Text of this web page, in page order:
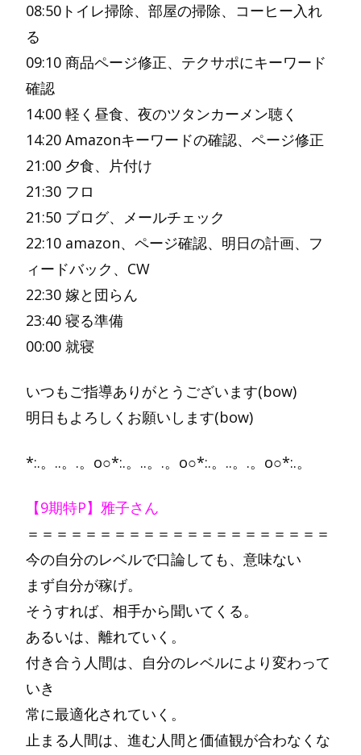
08:50トイレ掃除、部屋の掃除、コーヒー入れ
る
09:10 商品ページ修正、テクサポにキーワード
確認
14:00 軽く昼食、夜のツタンカーメン聴く
14:20 Amazonキーワードの確認、ページ修正
21:00 夕食、片付け
21:30 フロ
21:50 ブログ、メールチェック
22:10 amazon、ページ確認、明日の計画、フ
ィードバック、CW
22:30 嫁と団らん
23:40 寝る準備
00:00 就寝
いつもご指導ありがとうございます(bow)
明日もよろしくお願いします(bow)
*:.。..。.。o○*:.。..。.。o○*:.。..。.。o○*:.。
【9期特P】雅子さん
＝＝＝＝＝＝＝＝＝＝＝＝＝＝＝＝＝＝＝＝＝
今の自分のレベルで口論しても、意味ない
まず自分が稼げ。
そうすれば、相手から聞いてくる。
あるいは、離れていく。
付き合う人間は、自分のレベルにより変わって
いき
常に最適化されていく。
止まる人間は、進む人間と価値観が合わなくな